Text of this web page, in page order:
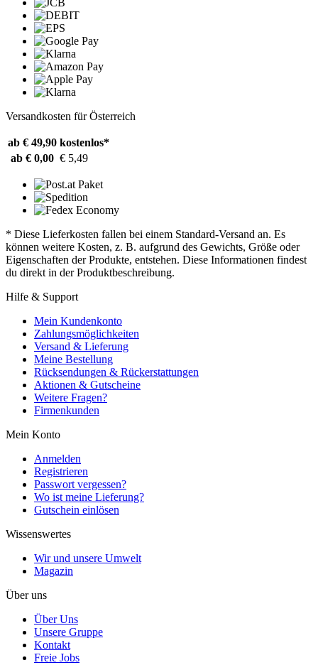
Versandkosten für Österreich
ab € 49,90 kostenlos*
ab € 0,00 € 5,49
* Diese Lieferkosten fallen bei einem Standard-Versand an. Es
können weitere Kosten, z. B. aufgrund des Gewichts, Größe oder
Eigenschaften der Produkte, entstehen. Diese Informationen findest
du direkt in der Produktbeschreibung.
Hilfe & Support
Mein Kundenkonto
Zahlungsmöglichkeiten
Versand & Lieferung
Meine Bestellung
Rücksendungen & Rückerstattungen
Aktionen & Gutscheine
Weitere Fragen?
Firmenkunden
Mein Konto
Anmelden
Registrieren
Passwort vergessen?
Wo ist meine Lieferung?
Gutschein einlösen
Wissenswertes
Wir und unsere Umwelt
Magazin
Über uns
Über Uns
Unsere Gruppe
Kontakt
Freie Jobs